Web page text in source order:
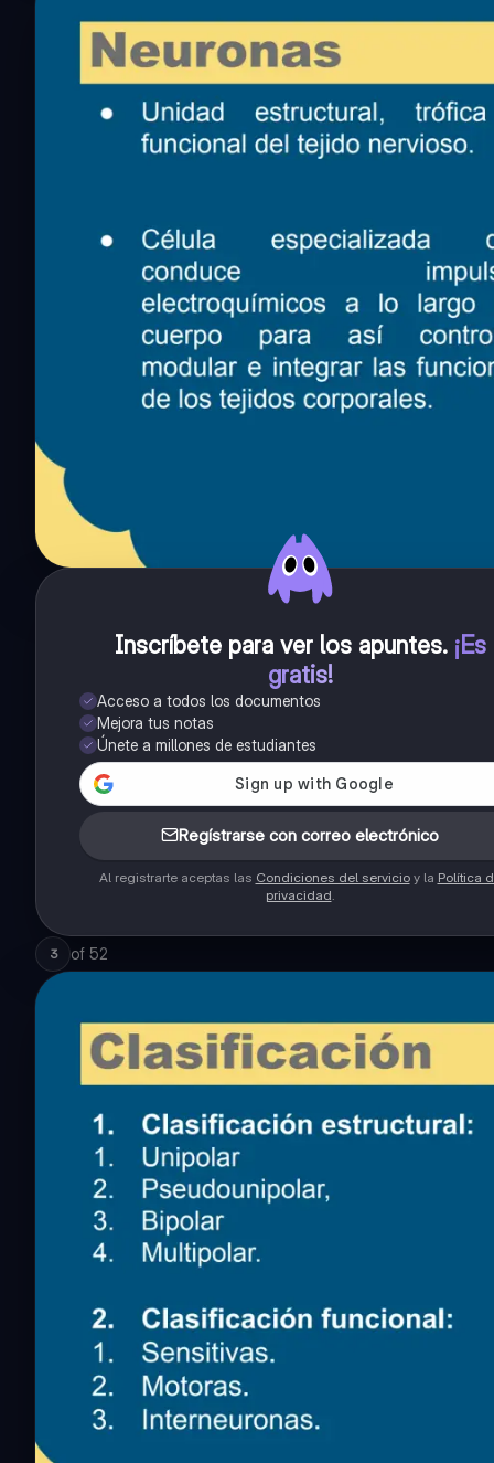
Inscríbete para ver los apuntes. ¡Es
gratis!
Acceso a todos los documentos
Mejora tus notas
Únete a millones de estudiantes
Regístrarse con correo electrónico
Al registrarte aceptas las Condiciones del servicioy la Política
privacidad
3 of 52